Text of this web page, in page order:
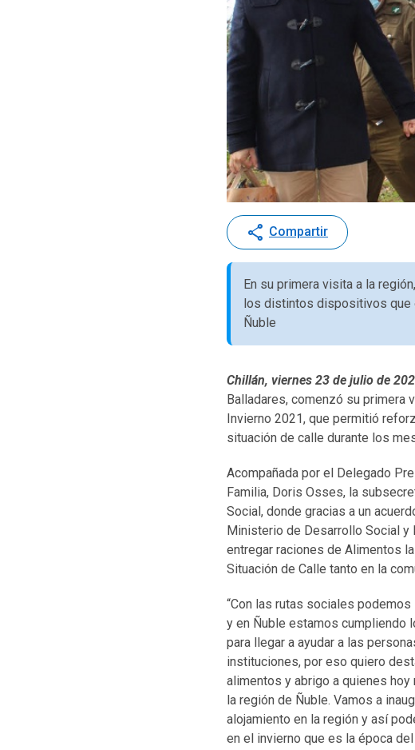
share Compartir
En su primera visita a la
los distintos dispositivos que
Ñuble
Chillán, viernes 23 de julio de
Balladares, comenzó su primera
Invierno 2021, que permitió
situación de calle durante los
Acompañada por el Delegado
Familia, Doris Osses, la
Social, donde gracias a un
Ministerio de Desarrollo Social y
entregar raciones de Alimentos
Situación de Calle tanto en la
“Con las rutas sociales
y en Ñuble estamos cumpliendo
para llegar a ayudar a las
instituciones, por eso quiero
alimentos y abrigo a quienes
la región de Ñuble. Vamos a
alojamiento en la región y así
en el invierno que es la época